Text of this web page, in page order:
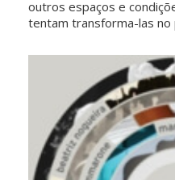
outros espaços e
tentam transforma-las no